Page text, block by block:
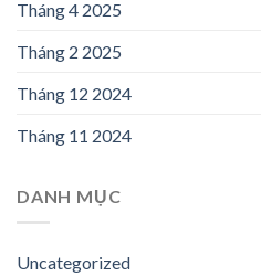
Tháng 4 2025
Tháng 2 2025
Tháng 12 2024
Tháng 11 2024
DANH MỤC
Uncategorized